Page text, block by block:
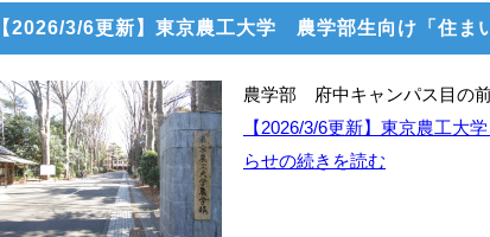
【2026/3/6更新】東京農工大学 農学部生向け「住ま
農学部 府中キャンパス目の
【2026/3/6更新】東京農工
らせの続きを読む